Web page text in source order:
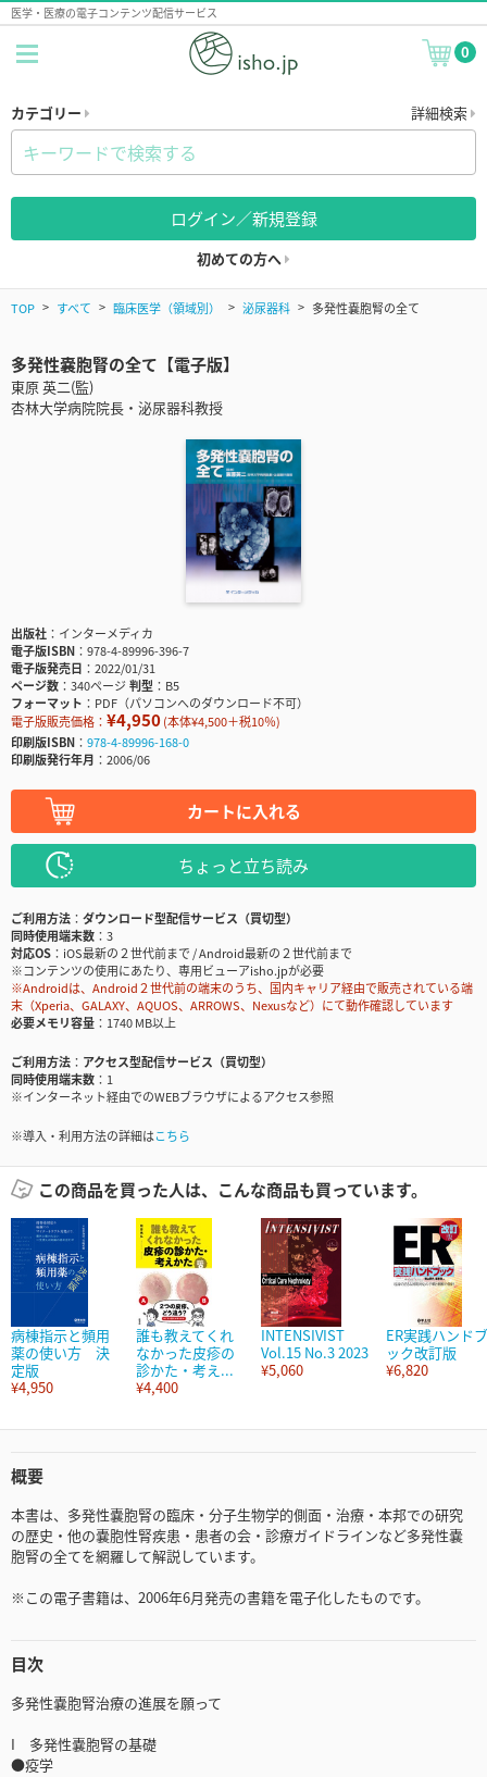
医学・医療の電子コンテンツ配信サービス
0
カテゴリー 詳細検索
ログイン／新規登録
初めての方へ
TOP すべて 臨床医学（領域別） 泌尿器科 多発性嚢胞腎の全て
多発性嚢胞腎の全て【電子版】
東原 英二(監)
杏林大学病院院長・泌尿器科教授
出版社
インターメディカ
電子版ISBN
978-4-89996-396-7
電子版発売日
2022/01/31
ページ数
340ページ判型
B5
フォーマット
PDF（パソコンへのダウンロード不可）
電子版販売価格： ¥4,950(本体¥4,500＋税10％)
印刷版ISBN
978-4-89996-168-0
印刷版発行年月
2006/06
カートに入れる
ちょっと立ち読み
ご利用方法
ダウンロード型配信サービス（買切型）
同時使用端末数
3
対応OS
iOS最新の２世代前まで / Android最新の２世代前まで
※コンテンツの使用にあたり、専用ビューアisho.jpが必要
※Androidは、Android２世代前の端末のうち、国内キャリア経由で販売されている端
末（Xperia、GALAXY、AQUOS、ARROWS、Nexusなど）にて動作確認しています
必要メモリ容量
1740 MB以上
ご利用方法
アクセス型配信サービス（買切型）
同時使用端末数
1
※インターネット経由でのWEBブラウザによるアクセス参照
※導入・利用方法の詳細はこちら
この商品を買った人は、こんな商品も買っています。
病棟指示と頻用
薬の使い方 決
定版
¥4,950
誰も教えてくれ
なかった皮疹の
診かた・考え...
¥4,400
INTENSIVIST
Vol.15 No.3 2023
¥5,060
ER実践ハンドブ
ック改訂版
¥6,820
概要
本書は、多発性嚢胞腎の臨床・分子生物学的側面・治療・本邦での研究
の歴史・他の嚢胞性腎疾患・患者の会・診療ガイドラインなど多発性嚢
胞腎の全てを網羅して解説しています。
※この電子書籍は、2006年6月発売の書籍を電子化したものです。
目次
多発性嚢胞腎治療の進展を願って
I 多発性嚢胞腎の基礎
●疫学